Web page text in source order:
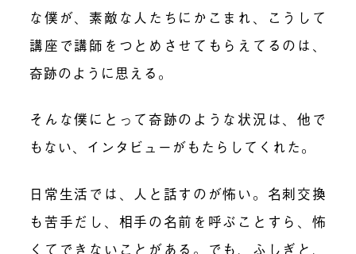
な僕が、素敵な人たちにかこまれ、こうして
講座で講師をつとめさせてもらえてるのは、
奇跡のように思える。
そんな僕にとって奇跡のような状況は、他で
もない、インタビューがもたらしてくれた。
日常生活では、人と話すのが怖い。名刺交換
も苦手だし、相手の名前を呼ぶことすら、怖
くてできないことがある。でも、ふしぎと、